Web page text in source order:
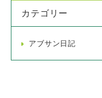
カテゴリー
アブサン日記